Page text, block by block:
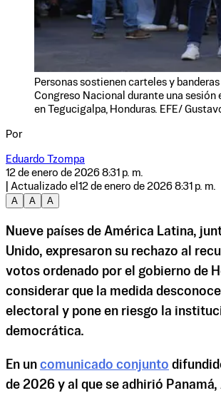
Personas sostienen carteles y banderas
Congreso Nacional durante una sesión
en Tegucigalpa, Honduras. EFE/
Por
Eduardo Tzompa
12 de enero de 2026 8:31 p. m.
| Actualizado el 12 de enero de 2026 8:31 p. m.
A
A A
Nueve países de América Latina,
Unido, expresaron su rechazo al
votos ordenado por el gobierno de
considerar que la medida
electoral y pone en riesgo la
democrática.
En un comunicado conjunto
de 2026 y al que se adhirió Panamá,